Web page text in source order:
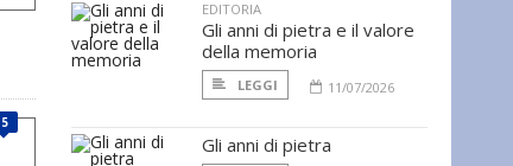
5
EDITORIA
Gli anni di pietra e il valore
della memoria
LEGGI 11/07/2026
Gli anni di pietra